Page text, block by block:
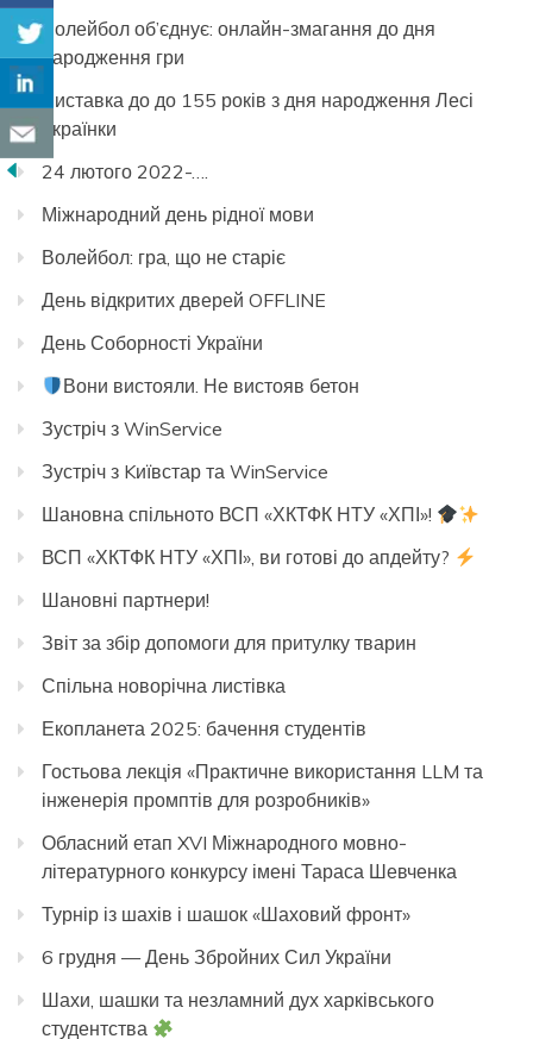
Волейбол об’єднує: онлайн-змагання до дня
народження гри
Виставка до до 155 років з дня народження Лесі
Українки
24 лютого 2022-….
Міжнародний день рідної мови
Волейбол: гра, що не старіє
День відкритих дверей OFFLINE
День Соборності України
Вони вистояли. Не вистояв бетон
Зустріч з WinService
Зустріч з Kиївстар та WinService
Шановна спільното ВСП «ХКТФК НТУ «ХПІ»!
ВСП «ХКТФК НТУ «ХПІ», ви готові до апдейту?
Шановні партнери!
Звіт за збір допомоги для притулку тварин
Спільна новорічна листівка
Екопланета 2025: бачення студентів
Гостьова лекція «Практичне використання LLM та
інженерія промптів для розробників»
Обласний етап XVI Міжнародного мовно-
літературного конкурсу імені Тараса Шевченка
Турнір із шахів і шашок «Шаховий фронт»
6 грудня — День Збройних Сил України
Шахи, шашки та незламний дух харківського
студентства